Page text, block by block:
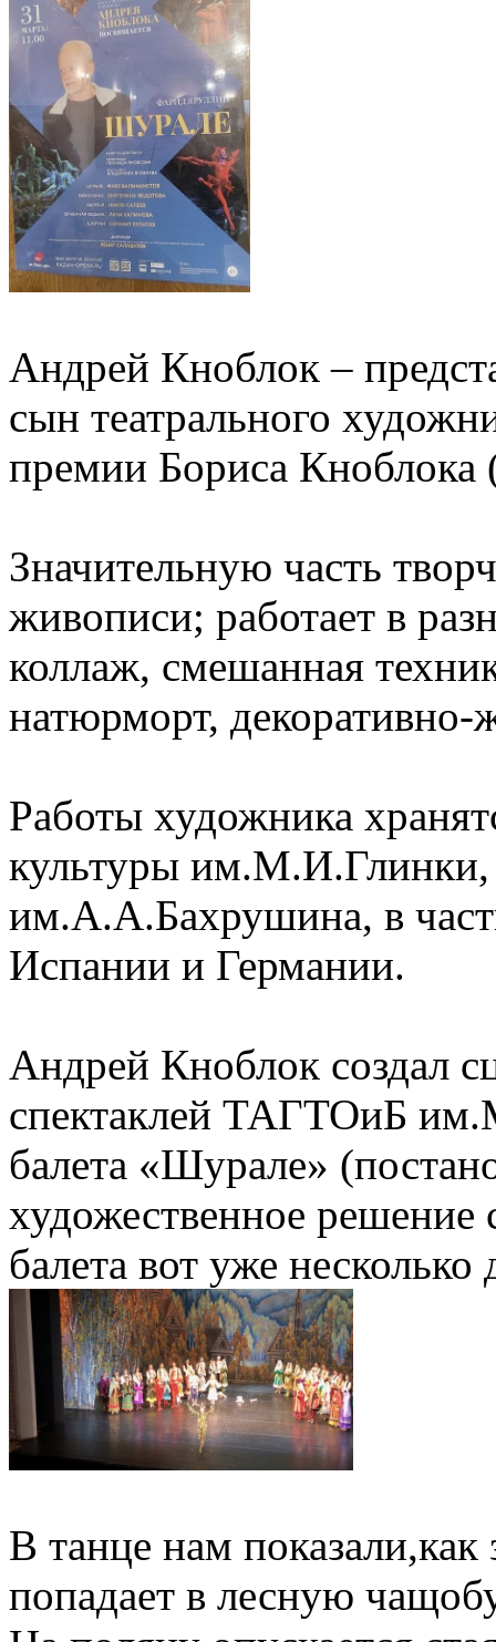
Андрей Кноблок –
сын театрального
премии Бориса Кноблока
Значительную часть
живописи; работает в
коллаж, смешанная
натюрморт,
Работы художника
культуры им.М.И.Глинки,
им.А.А.Бахрушина, в
Испании и Германии.
Андрей Кноблок создал
спектаклей ТАГТОиБ
балета «Шурале»
художественное решение
балета вот уже несколько
В танце нам
попадает в лесную